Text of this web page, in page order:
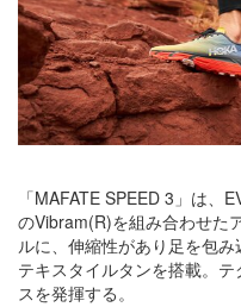
「MAFATE SPEED 3」は、
のVibram(R)を組み合わせた
ルに、伸縮性があり足を包
テキスタイルタンを搭載。
スを発揮する。